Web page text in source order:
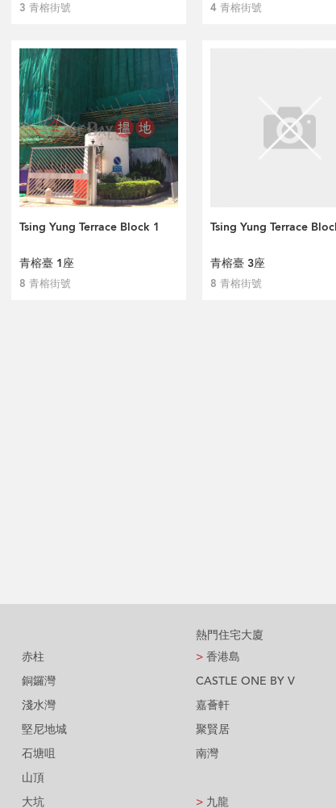
3 青榕街號 4 青榕街號
Tsing Yung Terrace Block 1
青榕臺 1座
8 青榕街號
Tsing Yung Terrace
青榕臺 3座
8 青榕街號
赤柱
銅鑼灣
淺水灣
堅尼地城
石塘咀
山頂
大坑
熱門住宅大廈
> 香港島
CASTLE ONE BY V
嘉薈軒
聚賢居
南灣
> 九龍